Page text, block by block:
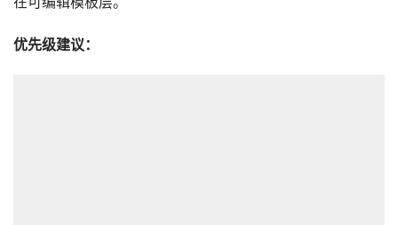
优先级建议：